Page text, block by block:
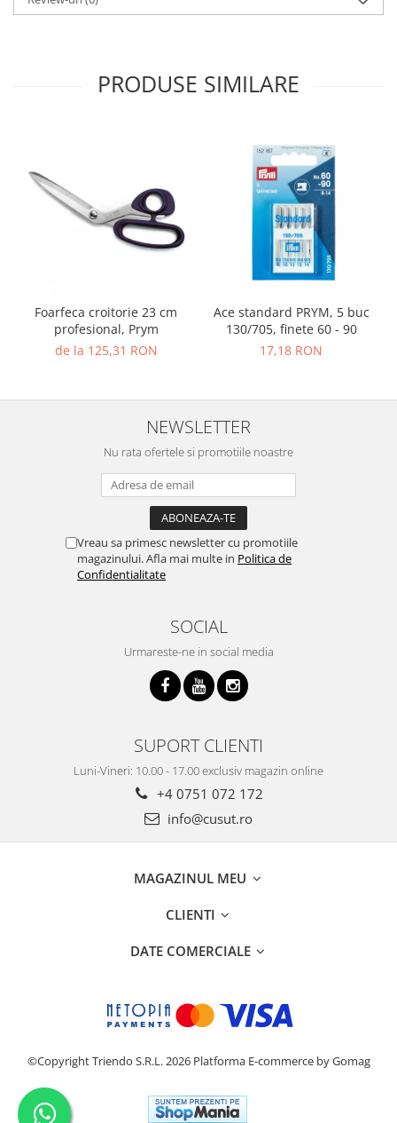
PRODUSE SIMILARE
Foarfeca croitorie 23 cm
profesional, Prym
de la 125,31 RON
Ace standard PRYM, 5 buc
130/705, finete 60 - 90
17,18 RON
NEWSLETTER
Nu rata ofertele si promotiile noastre
Vreau sa primesc newsletter cu promotiile
magazinului. Afla mai multe in Politica de
Confidentialitate
SOCIAL
Urmareste-ne in social media
SUPORT CLIENTI
Luni-Vineri: 10.00 - 17.00 exclusiv magazin online
+4 0751 072 172
info@cusut.ro
MAGAZINUL MEU
CLIENTI
DATE COMERCIALE
©Copyright Triendo S.R.L. 2026 Platforma E-commerce by Gomag